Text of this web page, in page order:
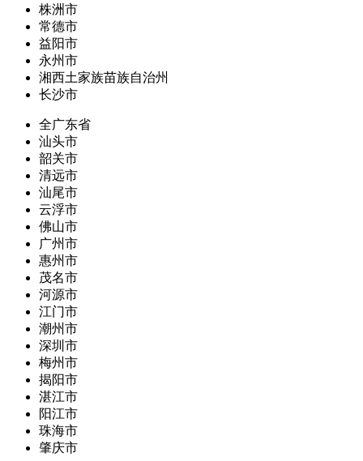
株洲市
常德市
益阳市
永州市
湘西土家族苗族自治州
长沙市
全广东省
汕头市
韶关市
清远市
汕尾市
云浮市
佛山市
广州市
惠州市
茂名市
河源市
江门市
潮州市
深圳市
梅州市
揭阳市
湛江市
阳江市
珠海市
肇庆市